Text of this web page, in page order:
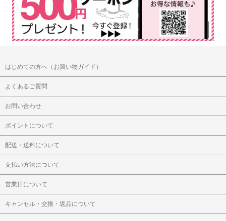
はじめての方へ（お買い物ガイド）
よくあるご質問
お問い合わせ
ポイントについて
配送・送料について
支払い方法について
営業日について
キャンセル・交換・返品について